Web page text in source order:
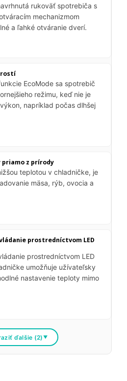
rukoväť spotrebiča s
mechanizmom
a ľahké otváranie dverí.
EcoMode sa spotrebič
režimu, keď nie je
napríklad počas dlhšej
priamo z prírody
teplotou v chladničke, je
mäsa, rýb, ovocia a
prostredníctvom LED
prostredníctvom LED
umožňuje užívateľsky
nastavenie teploty mimo
ďalšie (2)▼